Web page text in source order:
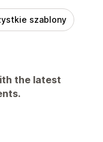
szablony
the latest